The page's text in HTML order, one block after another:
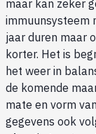
maar kan zeker
immuunsysteem
jaar duren maar
korter. Het is
het weer in
de komende
mate en vorm
gegevens ook